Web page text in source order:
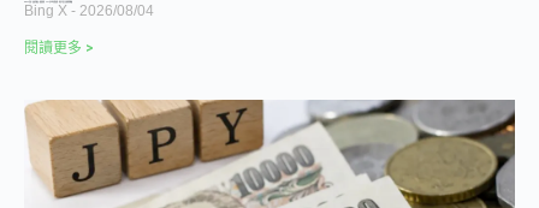
Bing X 2026/08/04
閱讀更多 >